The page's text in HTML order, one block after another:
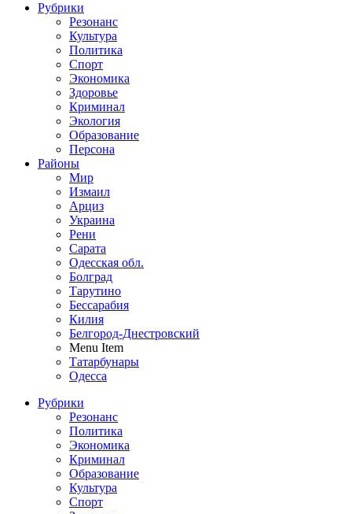
Рубрики
Резонанс
Культура
Политика
Спорт
Экономика
Здоровье
Криминал
Экология
Образование
Персона
Районы
Мир
Измаил
Арциз
Украина
Рени
Сарата
Одесская обл.
Болград
Тарутино
Бессарабия
Килия
Белгород-Днестровский
Menu Item
Татарбунары
Одесса
Рубрики
Резонанс
Политика
Экономика
Криминал
Образование
Культура
Спорт